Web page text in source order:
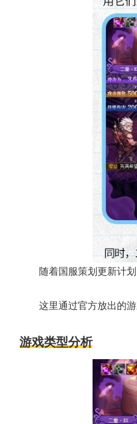
随着国服策划更新计
这里通过官方放出的
游戏类型分析